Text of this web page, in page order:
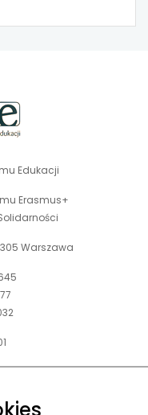
Edukacji
Erasmus+
Warszawa
w godz. 9-15.